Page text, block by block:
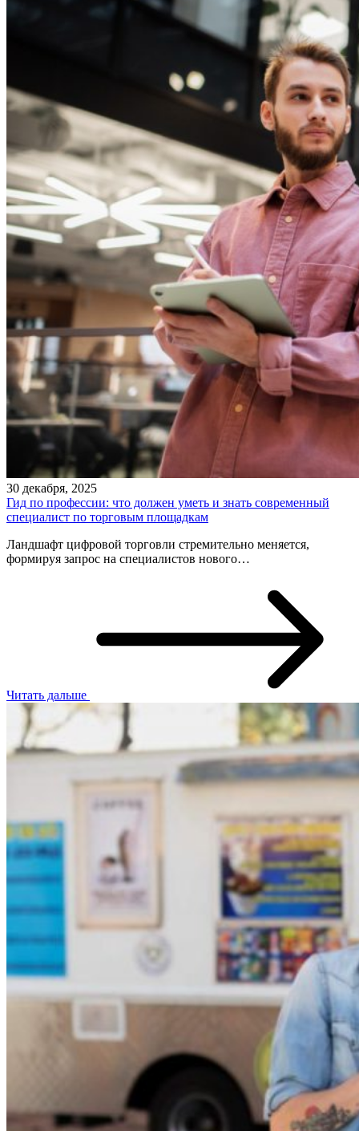
30 декабря, 2025
Гид по профессии: что должен уметь и знать современный
специалист по торговым площадкам
Ландшафт цифровой торговли стремительно меняется,
формируя запрос на специалистов нового…
Читать дальше